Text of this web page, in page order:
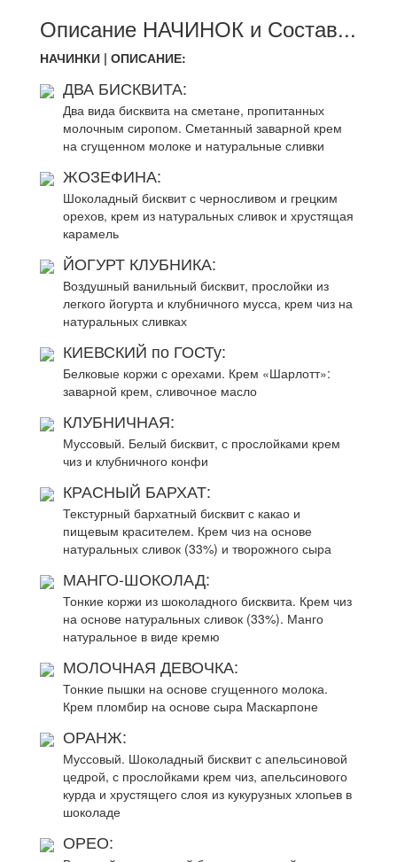
Описание НАЧИНОК и Состав...
НАЧИНКИ | ОПИСАНИЕ:
ДВА БИСКВИТА:
Два вида бисквита на сметане, пропитанных
молочным сиропом. Сметанный заварной крем
на сгущенном молоке и натуральные сливки
ЖОЗЕФИНА:
Шоколадный бисквит с черносливом и грецким
орехов, крем из натуральных сливок и хрустящая
карамель
ЙОГУРТ КЛУБНИКА:
Воздушный ванильный бисквит, прослойки из
легкого йогурта и клубничного мусса, крем чиз на
натуральных сливках
КИЕВСКИЙ по ГОСТу:
Белковые коржи с орехами. Крем «Шарлотт»:
заварной крем, сливочное масло
КЛУБНИЧНАЯ:
Муссовый. Белый бисквит, с прослойками крем
чиз и клубничного конфи
КРАСНЫЙ БАРХАТ:
Текстурный бархатный бисквит с какао и
пищевым красителем. Крем чиз на основе
натуральных сливок (33%) и творожного сыра
МАНГО-ШОКОЛАД:
Тонкие коржи из шоколадного бисквита. Крем чиз
на основе натуральных сливок (33%). Манго
натуральное в виде кремю
МОЛОЧНАЯ ДЕВОЧКА:
Тонкие пышки на основе сгущенного молока.
Крем пломбир на основе сыра Маскарпоне
ОРАНЖ:
Муссовый. Шоколадный бисквит с апельсиновой
цедрой, с прослойками крем чиз, апельсинового
курда и хрустящего слоя из кукурузных хлопьев в
шоколаде
ОРЕО: